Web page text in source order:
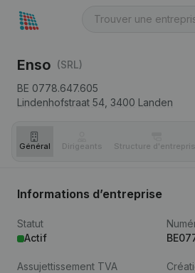
Enso (SRL)
BE 0778.647.605
Lindenhofstraat 54, 3400 Landen
Général Dirigeants Structure
Informations d’entreprise
Statut
Actif
Assujettissement TVA